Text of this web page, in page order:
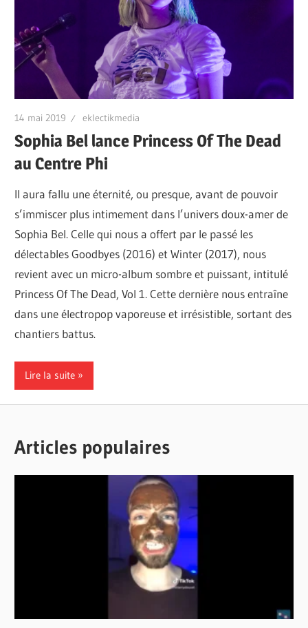
14 mai 2019 eklectikmedia
Sophia Bel lance Princess Of The Dead
au Centre Phi
Il aura fallu une éternité, ou presque, avant de pouvoir
s’immiscer plus intimement dans l’univers doux-amer de
Sophia Bel. Celle qui nous a offert par le passé les
délectables Goodbyes (2016) et Winter (2017), nous
revient avec un micro-album sombre et puissant, intitulé
Princess Of The Dead, Vol 1. Cette dernière nous entraîne
dans une électropop vaporeuse et irrésistible, sortant des
chantiers battus.
Lire la suite
Articles populaires